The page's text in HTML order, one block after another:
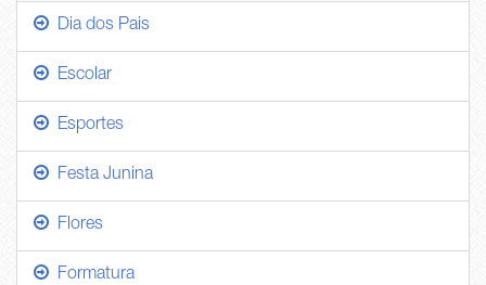
Dia dos Pais
Escolar
Esportes
Festa Junina
Flores
Formatura